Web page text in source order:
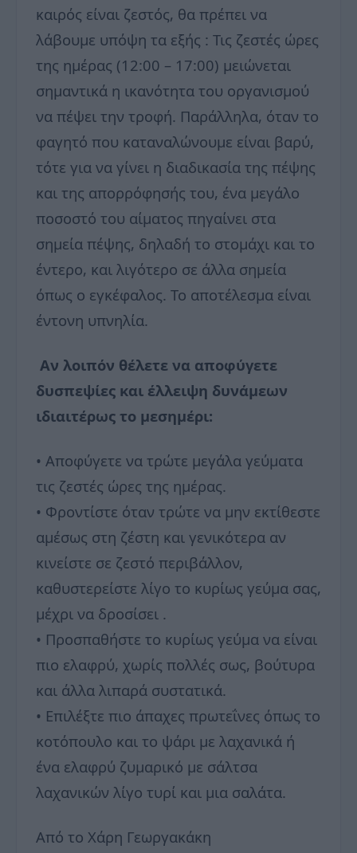
καιρός είναι ζεστός, θα πρέπει να
λάβουμε υπόψη τα εξής : Τις ζεστές ώρες
της ημέρας (12:00 – 17:00) μειώνεται
σημαντικά η ικανότητα του οργανισμού
να πέψει την τροφή. Παράλληλα, όταν το
φαγητό που καταναλώνουμε είναι βαρύ,
τότε για να γίνει η διαδικασία της πέψης
και της απορρόφησής του, ένα μεγάλο
ποσοστό του αίματος πηγαίνει στα
σημεία πέψης, δηλαδή το στομάχι και το
έντερο, και λιγότερο σε άλλα σημεία
όπως ο εγκέφαλος. Το αποτέλεσμα είναι
έντονη υπνηλία.
Αν λοιπόν θέλετε να αποφύγετε
δυσπεψίες και έλλειψη δυνάμεων
ιδιαιτέρως το μεσημέρι:
• Αποφύγετε να τρώτε μεγάλα γεύματα
τις ζεστές ώρες της ημέρας.
• Φροντίστε όταν τρώτε να μην εκτίθεστε
αμέσως στη ζέστη και γενικότερα αν
κινείστε σε ζεστό περιβάλλον,
καθυστερείστε λίγο το κυρίως γεύμα σας,
μέχρι να δροσίσει .
• Προσπαθήστε το κυρίως γεύμα να είναι
πιο ελαφρύ, χωρίς πολλές σως, βούτυρα
και άλλα λιπαρά συστατικά.
• Επιλέξτε πιο άπαχες πρωτεΐνες όπως το
κοτόπουλο και το ψάρι με λαχανικά ή
ένα ελαφρύ ζυμαρικό με σάλτσα
λαχανικών λίγο τυρί και μια σαλάτα.
Από το Χάρη Γεωργακάκη